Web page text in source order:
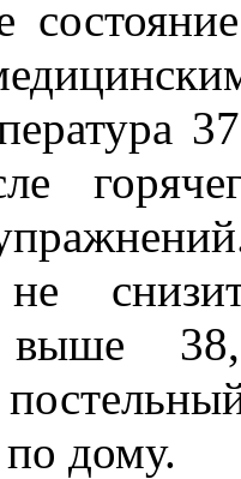
не
выше
дому.